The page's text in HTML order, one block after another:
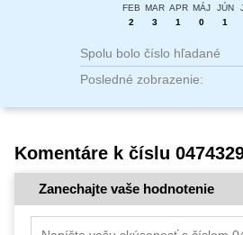
FEB
2
MAR
3
APR
1
MÁJ
0
JÚN
1
Spolu bolo číslo hľadané
Posledné zobrazenie:
Komentáre k číslu
Zanechajte vaše hodnotenie